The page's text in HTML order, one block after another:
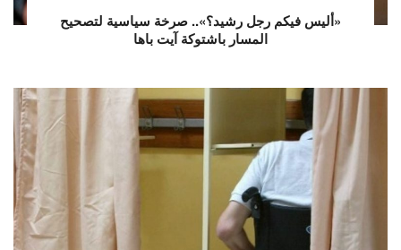
«أليس فيكم رجل رشيد؟».. صرخة سياسية لتصحيح
المسار باشتوكة آيت باها